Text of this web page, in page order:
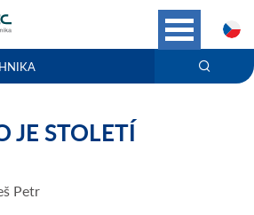
JE STOLETÍ
Petr